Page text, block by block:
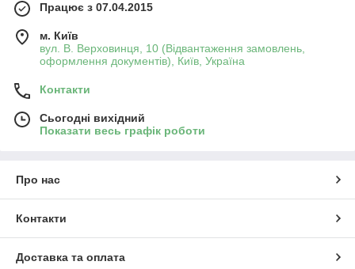
Працює з 07.04.2015
м. Київ
вул. В. Верховинця, 10 (Відвантаження замовлень,
оформлення документів), Київ, Україна
Контакти
Сьогодні вихідний
Показати весь графік роботи
Про нас
Контакти
Доставка та оплата